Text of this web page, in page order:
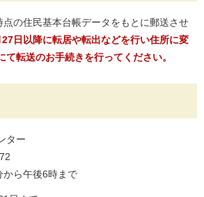
の住民基本台帳データをもとに郵送させ
27日以降に転居や転出などを行い住所に変
転送のお手続きを行ってください。
ター
から午後6時まで